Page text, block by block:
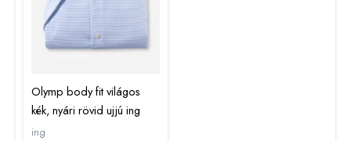
Olymp body fit világos
kék, nyári rövid ujjú ing
ing